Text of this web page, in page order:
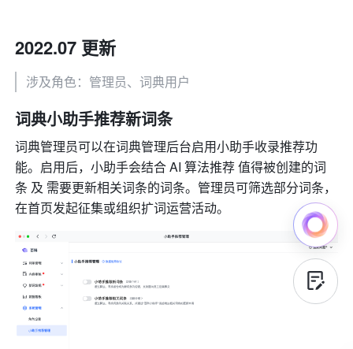
2022.07 更新
涉及角色：管理员、词典用户
词典小助手推荐新词条
词典管理员可以在词典管理后台启用小助手收录推荐功
能。启用后，小助手会结合 AI 算法推荐 值得被创建的词
条 及 需要更新相关词条的词条。管理员可筛选部分词条，
在首页发起征集或组织扩词运营活动。